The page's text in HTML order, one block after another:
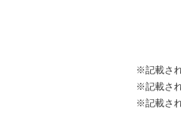
※記載さ
※記載さ
※記載さ